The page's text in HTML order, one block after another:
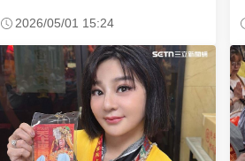
2026/05/01 15:24